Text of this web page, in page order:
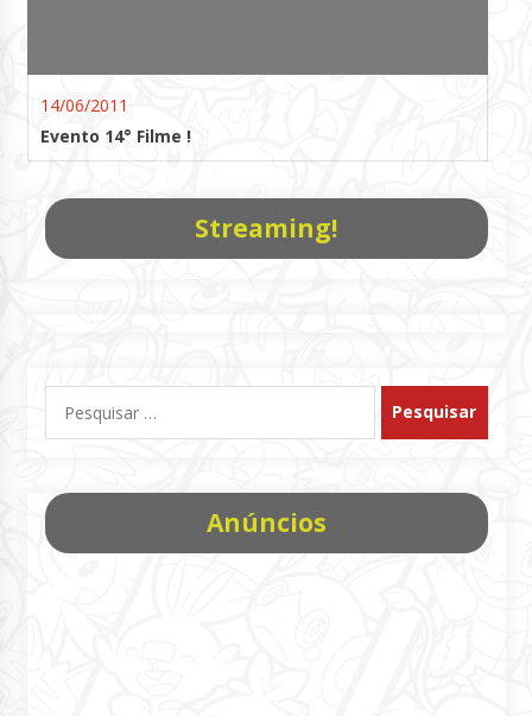
14/06/2011
Evento 14° Filme !
Streaming!
por:
Anúncios